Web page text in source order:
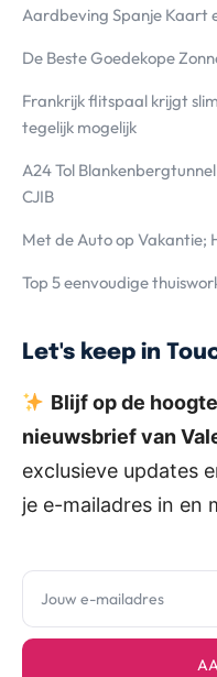
Aardbeving Spanje Kaart
De Beste Goedekope
Frankrijk flitspaal krijgt
tegelijk mogelijk
A24 Tol
CJIB
Met de Auto op Vakantie;
Top 5 eenvoudige
Let's keep in
Blijf op de
nieuwsbrief van
exclusieve updates
je e-mailadres in en